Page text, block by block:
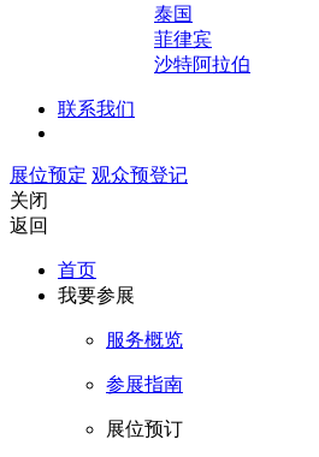
泰国
菲律宾
沙特阿拉伯
联系我们
展位预定 观众预登记
关闭
返回
首页
我要参展
服务概览
参展指南
展位预订